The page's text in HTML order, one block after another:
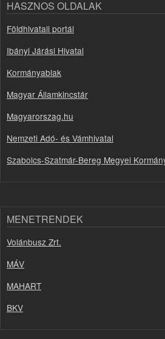
HASZNOS OLDALAK
Földhivatali portál
Ibányi Járási Hivatal
Kormányablak
Magyar Államkincstár
Magyarorszag.hu
Nemzeti Adó- és Vámhivatal
Szabolcs-Szatmár-Bereg Megyei
MENETRENDEK
Volánbusz Zrt.
MÁV
MAHART
BKV